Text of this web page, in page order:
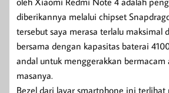
diberikannya melalui chipset
tersebut saya merasa terlalu maksimal
bersama dengan kapasitas baterai
andal untuk menggerakkan bermacam
masanya.
Bezel dari layar smartphone ini terlihat